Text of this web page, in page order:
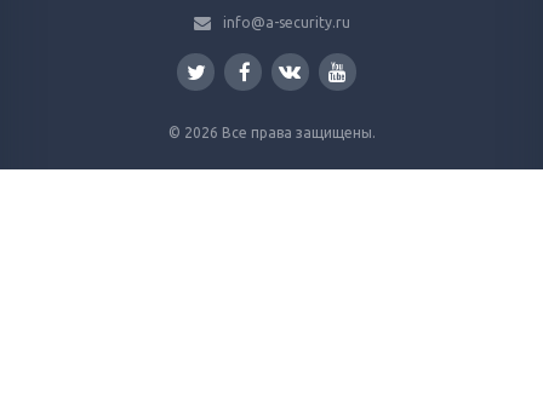
info@a-security.ru
© 2026 Все права защищены.